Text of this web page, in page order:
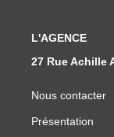
L'AGENCE
27 Rue Achille
Nous contacter
Présentation